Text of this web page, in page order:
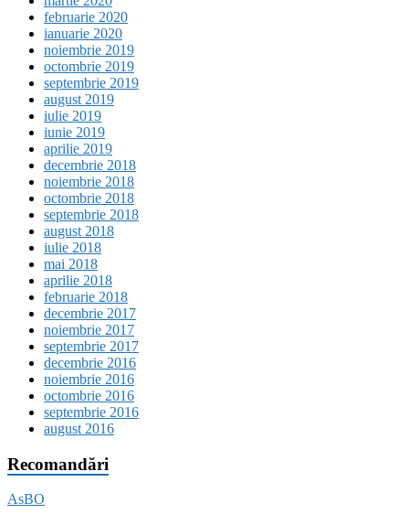
februarie 2020
ianuarie 2020
noiembrie 2019
octombrie 2019
septembrie 2019
august 2019
iulie 2019
iunie 2019
aprilie 2019
decembrie 2018
noiembrie 2018
octombrie 2018
septembrie 2018
august 2018
iulie 2018
mai 2018
aprilie 2018
februarie 2018
decembrie 2017
noiembrie 2017
septembrie 2017
decembrie 2016
noiembrie 2016
octombrie 2016
septembrie 2016
august 2016
Recomandări
AsBO